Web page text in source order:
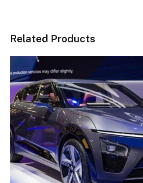
Related Products